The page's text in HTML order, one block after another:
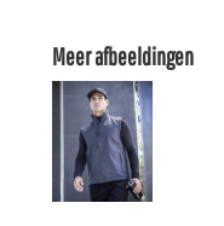
Meer afbeeldingen